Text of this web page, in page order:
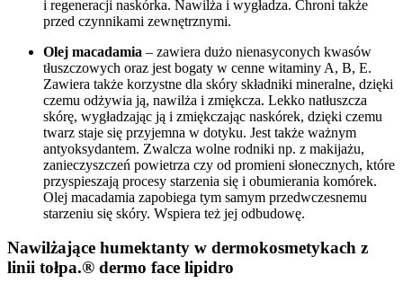
i regeneracji naskórka. Nawilża i wygładza. Chroni także
przed czynnikami zewnętrznymi.
Olej macadamia – zawiera dużo nienasyconych kwasów
tłuszczowych oraz jest bogaty w cenne witaminy A, B, E.
Zawiera także korzystne dla skóry składniki mineralne, dzięki
czemu odżywia ją, nawilża i zmiękcza. Lekko natłuszcza
skórę, wygładzając ją i zmiękczając naskórek, dzięki czemu
twarz staje się przyjemna w dotyku. Jest także ważnym
antyoksydantem. Zwalcza wolne rodniki np. z makijażu,
zanieczyszczeń powietrza czy od promieni słonecznych, które
przyspieszają procesy starzenia się i obumierania komórek.
Olej macadamia zapobiega tym samym przedwczesnemu
starzeniu się skóry. Wspiera też jej odbudowę.
Nawilżające humektanty w dermokosmetykach z
linii tołpa.® dermo face lipidro